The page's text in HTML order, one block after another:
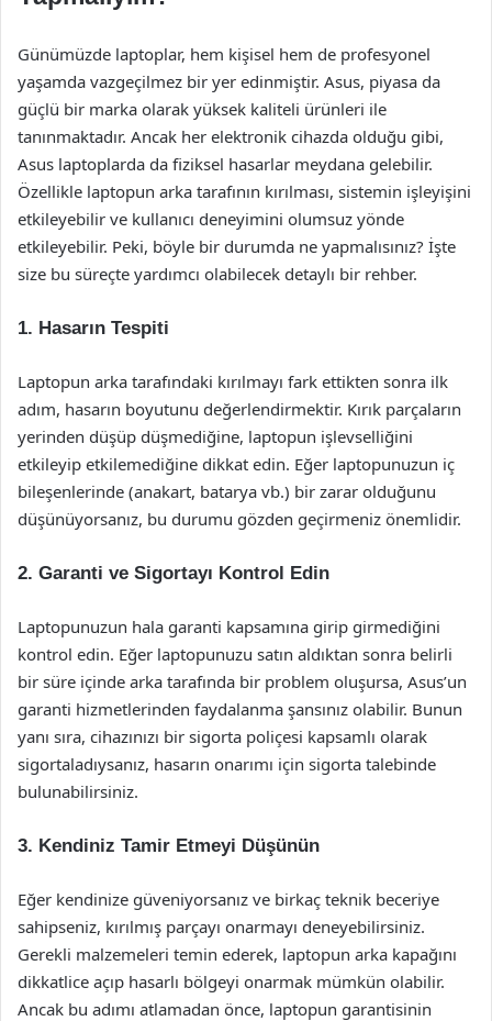
Günümüzde laptoplar, hem kişisel hem de profesyonel
yaşamda vazgeçilmez bir yer edinmiştir. Asus, piyasa da
güçlü bir marka olarak yüksek kaliteli ürünleri ile
tanınmaktadır. Ancak her elektronik cihazda olduğu gibi,
Asus laptoplarda da fiziksel hasarlar meydana gelebilir.
Özellikle laptopun arka tarafının kırılması, sistemin işleyişini
etkileyebilir ve kullanıcı deneyimini olumsuz yönde
etkileyebilir. Peki, böyle bir durumda ne yapmalısınız? İşte
size bu süreçte yardımcı olabilecek detaylı bir rehber.
1. Hasarın Tespiti
Laptopun arka tarafındaki kırılmayı fark ettikten sonra ilk
adım, hasarın boyutunu değerlendirmektir. Kırık parçaların
yerinden düşüp düşmediğine, laptopun işlevselliğini
etkileyip etkilemediğine dikkat edin. Eğer laptopunuzun iç
bileşenlerinde (anakart, batarya vb.) bir zarar olduğunu
düşünüyorsanız, bu durumu gözden geçirmeniz önemlidir.
2. Garanti ve Sigortayı Kontrol Edin
Laptopunuzun hala garanti kapsamına girip girmediğini
kontrol edin. Eğer laptopunuzu satın aldıktan sonra belirli
bir süre içinde arka tarafında bir problem oluşursa, Asus’un
garanti hizmetlerinden faydalanma şansınız olabilir. Bunun
yanı sıra, cihazınızı bir sigorta poliçesi kapsamlı olarak
sigortaladıysanız, hasarın onarımı için sigorta talebinde
bulunabilirsiniz.
3. Kendiniz Tamir Etmeyi Düşünün
Eğer kendinize güveniyorsanız ve birkaç teknik beceriye
sahipseniz, kırılmış parçayı onarmayı deneyebilirsiniz.
Gerekli malzemeleri temin ederek, laptopun arka kapağını
dikkatlice açıp hasarlı bölgeyi onarmak mümkün olabilir.
Ancak bu adımı atlamadan önce, laptopun garantisinin